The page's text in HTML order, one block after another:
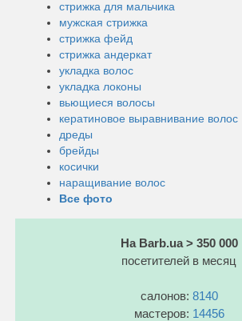
стрижка для мальчика
мужская стрижка
стрижка фейд
стрижка андеркат
укладка волос
укладка локоны
вьющиеся волосы
кератиновое выравнивание волос
дреды
брейды
косички
наращивание волос
Все фото
На Barb.ua > 350 000
посетителей в месяц
салонов: 8140
мастеров: 14456